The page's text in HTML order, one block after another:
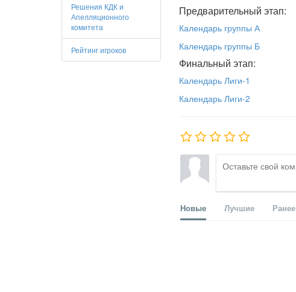
Решения КДК и
Апелляционного
комитета
Рейтинг игроков
Предварительный этап:
Календарь группы А
Календарь группы Б
Финальный этап:
Календарь Лиги-1
Календарь Лиги-2
Новые Лучшие Ранее